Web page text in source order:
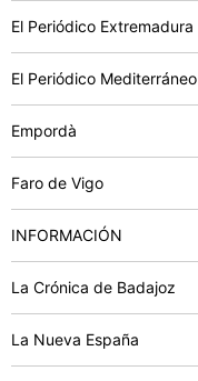
El Periódico Extremadura
El Periódico Mediterráneo
Empordà
Faro de Vigo
INFORMACIÓN
La Crónica de Badajoz
La Nueva España